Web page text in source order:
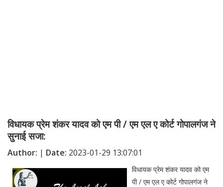
विधायक प्रेम शंकर यादव को एम पी / एम एल ए कोर्ट गोपालगंज ने
सुनाई सजा:
Author: | Date: 2023-01-29 13:07:01
विधायक प्रेम शंकर यादव को एम
पी / एम एल ए कोर्ट गोपालगंज ने